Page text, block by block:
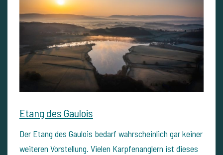
Etang des Gaulois
Der Etang des Gaulois bedarf wahrscheinlich gar keiner
weiteren Vorstellung. Vielen Karpfenanglern ist dieses